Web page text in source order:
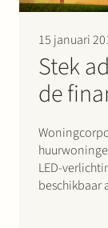
15 januari
Stek
de
LED-
beschikbaar
Werken